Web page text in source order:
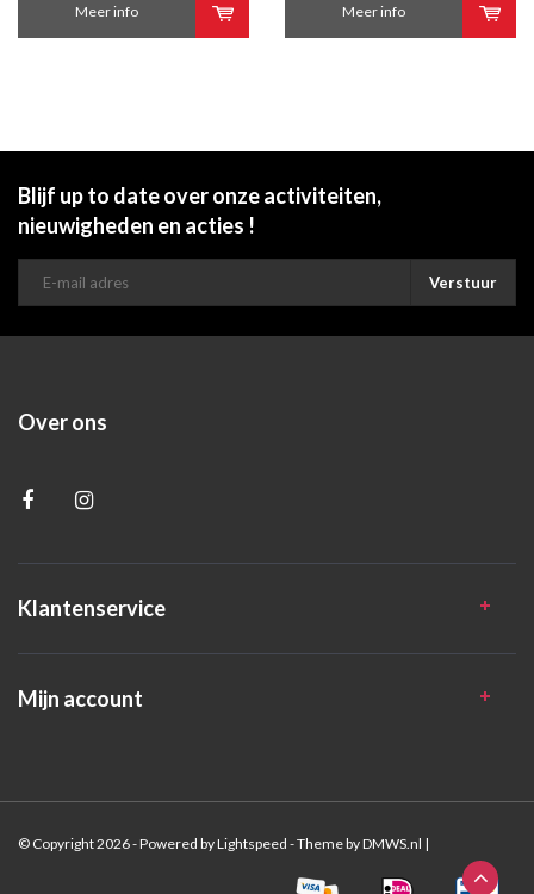
Meer info Meer info
Blijf up to date over onze activiteiten,
nieuwigheden en acties !
Verstuur
Over ons
Klantenservice
Mijn account
© Copyright 2026 - Powered byLightspeed - Theme byDMWS.nl |